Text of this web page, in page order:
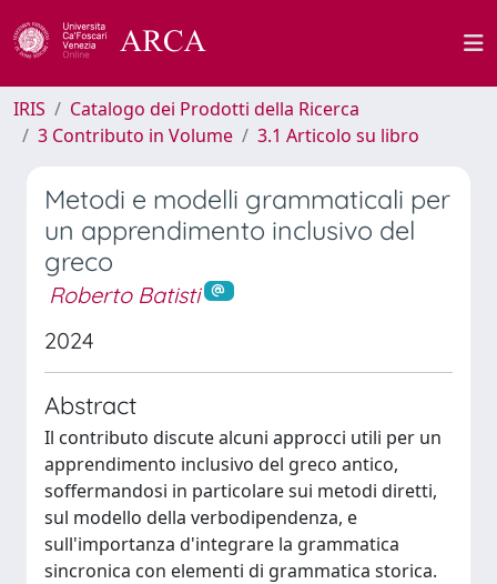
IRIS
Catalogo dei Prodotti della Ricerca
3 Contributo in Volume
3.1 Articolo su libro
Metodi e modelli grammaticali per
un apprendimento inclusivo del
greco
Roberto Batisti
2024
Abstract
Il contributo discute alcuni approcci utili per un
apprendimento inclusivo del greco antico,
soffermandosi in particolare sui metodi diretti,
sul modello della verbodipendenza, e
sull'importanza d'integrare la grammatica
sincronica con elementi di grammatica storica.